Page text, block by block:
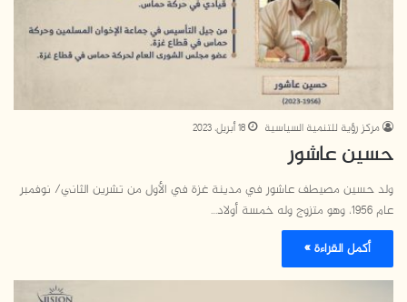
مركز رؤية للتنمية السياسية 18 أبريل، 2023
حسين عاشور
ولد حسين مصيطف عاشور في مدينة غزة في الأول من تشرين الثاني/ نوفمبر
عام 1956، وهو متزوج وله خمسة أولاد…
أكمل القراءة »